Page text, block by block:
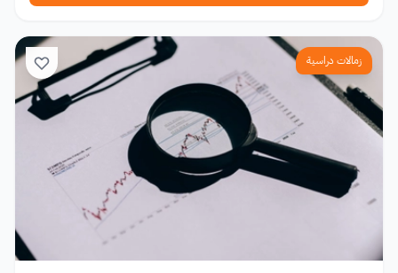
زمالات دراسية